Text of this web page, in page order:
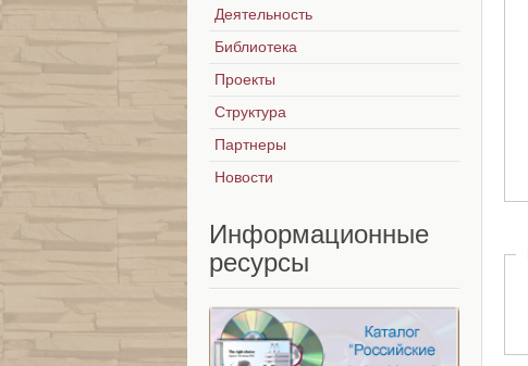
Деятельность
Библиотека
Проекты
Структура
Партнеры
Новости
Информационные
ресурсы